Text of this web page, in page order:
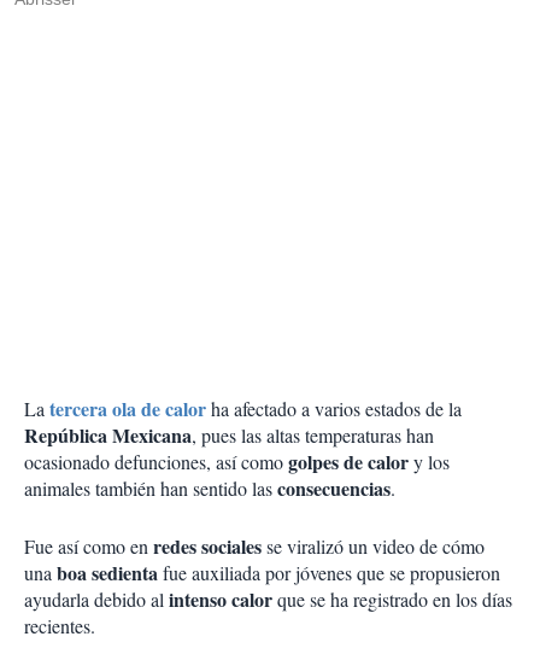
Latercera ola de calorha afectado a varios estados de la
República Mexicana, pues las altas temperaturas han
ocasionado defunciones, así comogolpes de calory los
animales también han sentido lasconsecuencias.
Fue así como enredes socialesse viralizó un video de cómo
unaboa sedientafue auxiliada por jóvenes que se propusieron
ayudarla debido alintenso calorque se ha registrado en los días
recientes.